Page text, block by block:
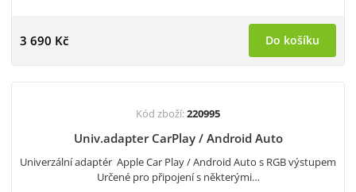
3 690 Kč Do košíku
Kód zboží:220995
Univ.adapter CarPlay / Android Auto
Univerzální adaptér Apple Car Play / Android Auto s RGB výstupem
Určené pro připojení s některými…